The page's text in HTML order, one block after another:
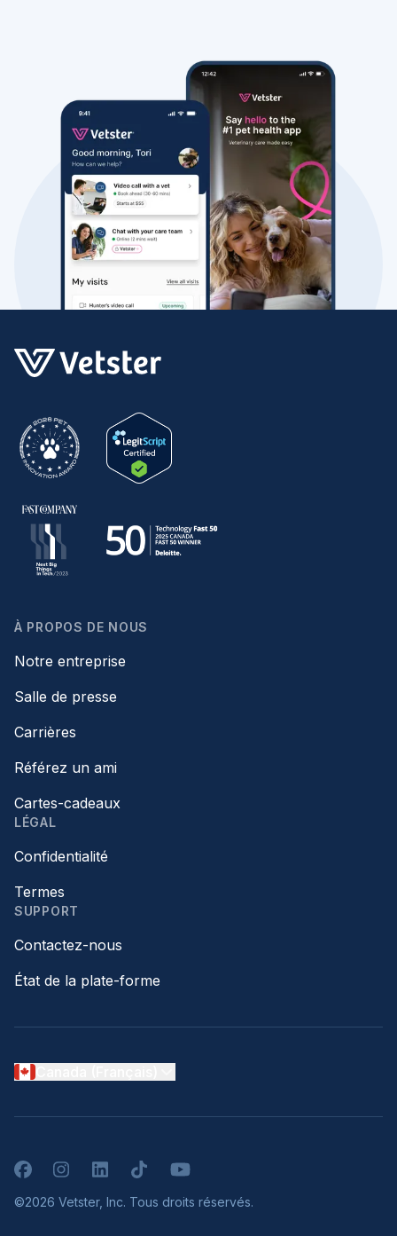
À PROPOS DE NOUS
Notre entreprise
Salle de presse
Carrières
Référez un ami
Cartes-cadeaux
LÉGAL
Confidentialité
Termes
SUPPORT
Contactez-nous
État de la plate-forme
FacebookInstagramLinkedInTikTokYouTube
©2026 Vetster, Inc. Tous droits réservés.